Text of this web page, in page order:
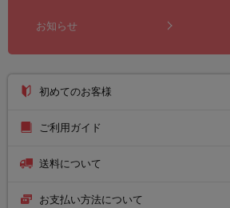
お知らせ
初めてのお客様
ご利用ガイド
送料について
お支払い方法について